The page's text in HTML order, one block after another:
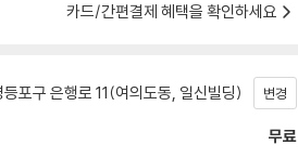
카드/간편결제 혜택을 확인하세요
포구 은행로 11(여의도동, 일신빌딩) 변경
무료